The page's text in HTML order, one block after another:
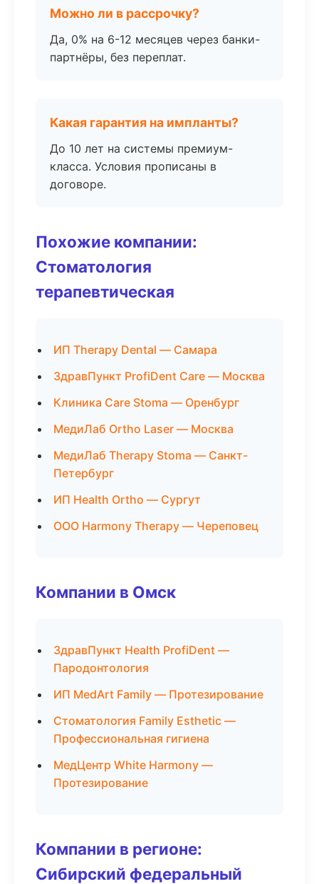
Можно ли в рассрочку?
Да, 0% на 6-12 месяцев через банки-
партнёры, без переплат.
Какая гарантия на импланты?
До 10 лет на системы премиум-
класса. Условия прописаны в
договоре.
Похожие компании:
Стоматология
терапевтическая
ИП Therapy Dental — Самара
ЗдравПункт ProfiDent Care — Москва
Клиника Care Stoma — Оренбург
МедиЛаб Ortho Laser — Москва
МедиЛаб Therapy Stoma — Санкт-
Петербург
ИП Health Ortho — Сургут
ООО Harmony Therapy — Череповец
Компании в Омск
ЗдравПункт Health ProfiDent —
Пародонтология
ИП MedArt Family — Протезирование
Стоматология Family Esthetic —
Профессиональная гигиена
МедЦентр White Harmony —
Протезирование
Компании в регионе:
Сибирский федеральный